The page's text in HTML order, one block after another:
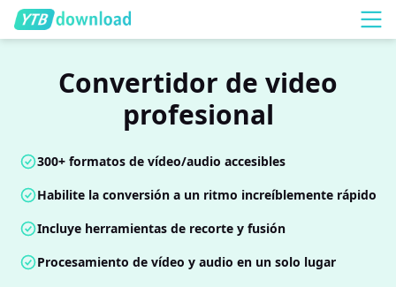
Convertidor de video
profesional
300+ formatos de vídeo/audio accesibles
Habilite la conversión a un ritmo increíblemente rápido
Incluye herramientas de recorte y fusión
Procesamiento de vídeo y audio en un solo lugar